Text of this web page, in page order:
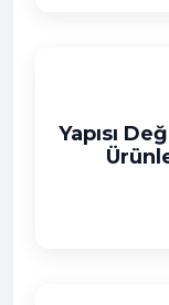
Yapısı